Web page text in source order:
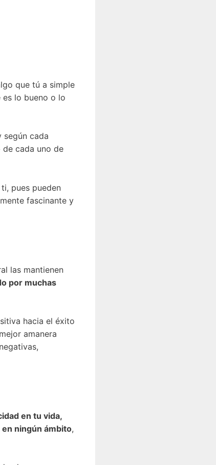
que tú a simple
lo bueno o lo
según cada
cada uno de
pues pueden
fascinante y
las mantienen
por muchas
hacia el éxito
amanera
en tu vida,
ningún ámbito,